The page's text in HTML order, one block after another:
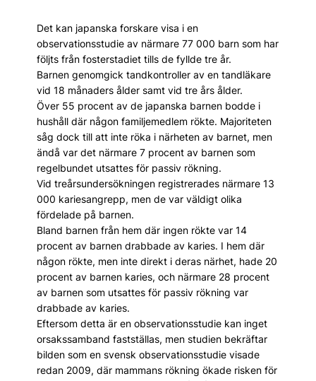
Det kan japanska forskare visa i en
observationsstudie av närmare 77 000 barn som har
följts från fosterstadiet tills de fyllde tre år.
Barnen genomgick tandkontroller av en tandläkare
vid 18 månaders ålder samt vid tre års ålder.
Över 55 procent av de japanska barnen bodde i
hushåll där någon familjemedlem rökte. Majoriteten
såg dock till att inte röka i närheten av barnet, men
ändå var det närmare 7 procent av barnen som
regelbundet utsattes för passiv rökning.
Vid treårsundersökningen registrerades närmare 13
000 kariesangrepp, men de var väldigt olika
fördelade på barnen.
Bland barnen från hem där ingen rökte var 14
procent av barnen drabbade av karies. I hem där
någon rökte, men inte direkt i deras närhet, hade 20
procent av barnen karies, och närmare 28 procent
av barnen som utsattes för passiv rökning var
drabbade av karies.
Eftersom detta är en observationsstudie kan inget
orsakssamband fastställas, men studien bekräftar
bilden som en svensk observationsstudie visade
redan 2009, där mammans rökning ökade risken för